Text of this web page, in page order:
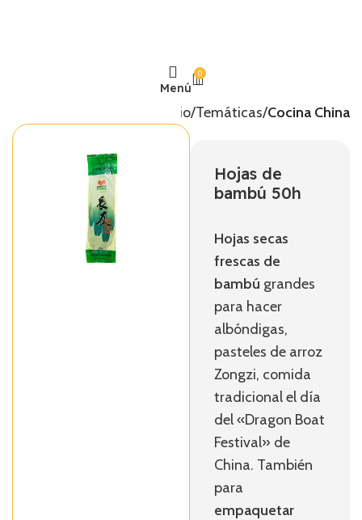
Menú
0
Inicio Temáticas Cocina China
Hojas de
bambú 50h
Hojas secas
frescas de
bambú grandes
para hacer
albóndigas,
pasteles de arroz
Zongzi, comida
tradicional el día
del «Dragon Boat
Festival» de
China. También
para
empaquetar